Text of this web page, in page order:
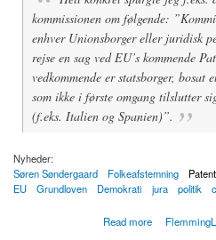
kommissionen om følgende:
enhver Unionsborger eller juridisk
rejse en sag ved EU’s kommende
vedkommende er statsborger, bosat
som ikke i første omgang tilslutter
(f.eks. Italien og Spanien)”.
Nyheder:
Søren Søndergaard
Folkeafstemning
EU
Grundloven Demokrati jura politik
Read more
about Virksomheder kan få